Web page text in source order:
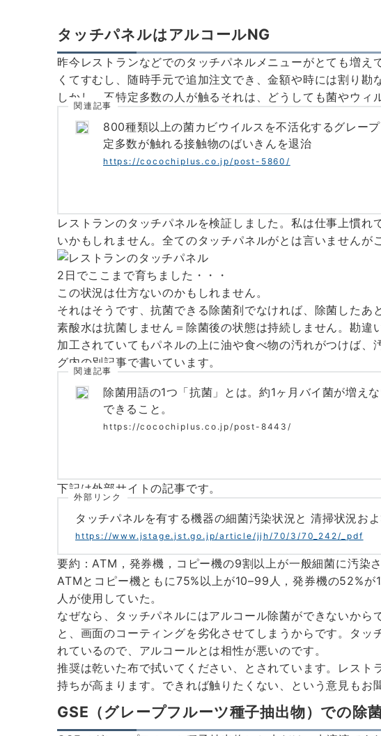
タッチパネルはアルコールNG
昨今レストランなどでのタッチパネルメニューがとても増え
くてすむし、随時手元で追加注文でき、金額や時には割り勘
しかし、不特定多数の人が触るそれは、どうしても菌やウィ
関連記事
800種類以上の菌カビウイルスを不活化するグレー
定多数が触れる接触物のばいきんを退治
https://cocochiplus.co.jp/post-5860/
レストランのタッチパネルを検証しました。私は仕事上慣れ
いかもしれません。全てのタッチパネルがとは言いませんが
2日でここまで育ちました・・・
この状況は仕方ないのかもしれません。
それはそうです、抗菌できる除菌剤でなければ、除菌したあ
素酸水は抗菌しません＝除菌後の状態は持続しません。勘違
加工されていてもパネルの上に油や食べ物の汚れがつけば、
グ内の別記事で書いています。
関連記事
除菌用語の1つ「抗菌」とは。約1ヶ月バイ菌が増え
できること。
https://cocochiplus.co.jp/post-8443/
下記は外部サイトの記事です。
外部リンク
タッチパネルを有する機器の細菌汚染状況と 清掃状況お
https://www.jstage.jst.go.jp/article/jjh/70/3/70_242/_pdf
要約：ATM，発券機，コピー機の9割以上が一般細菌に汚染
ATMとコピー機ともに75%以上が10–99人，発券機の52%
人が使用していた。
なぜなら、タッチパネルにはアルコール除菌ができないから
と、画面のコーティングを劣化させてしまうからです。タッ
れているので、アルコールとは相性が悪いのです。
推奨は乾いた布で拭いてください、とされています。レスト
持ちが高まります。できれば触りたくない、という意見もお
GSE（グレープフルーツ種子抽出物）での除